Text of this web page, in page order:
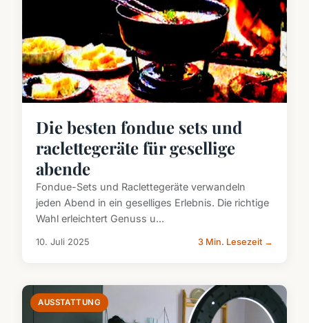
Die besten fondue sets und
raclettegeräte für gesellige
abende
Fondue-Sets und Raclettegeräte verwandeln
jeden Abend in ein geselliges Erlebnis. Die richtige
Wahl erleichtert Genuss u...
10. Juli 2025 3 Min. Lesezeit →
AUSSTATTUNG